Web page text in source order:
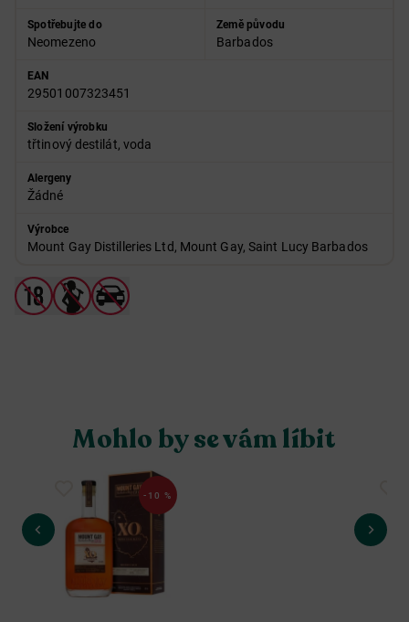
Spotřebujte do
Neomezeno
Země původu
Barbados
EAN
29501007323451
Složení výrobku
třtinový destilát, voda
Alergeny
Žádné
Výrobce
Mount Gay Distilleries Ltd, Mount Gay, Saint Lucy Barbados
Mohlo by se vám líbit
-10 %